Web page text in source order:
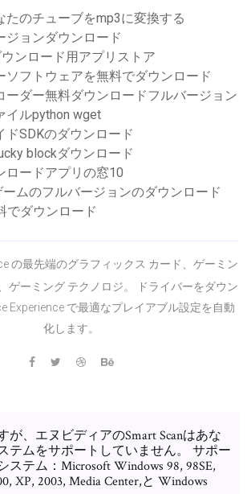
たのチューブをmp3に変換する
ジョンダウンロード
ンロード用アプリストア
ソフトウェアを無料でダウンロード
ーダー無料ダウンロードフルバージョン
イルpython wget
ドSDKのダウンロード
blockダウンロード
ロードアプリの窓10
ムのフルバージョンのダウンロード
でダウンロード
の最先端のグラフィックス カード、ゲーミン
ゲーミング テクノロジ。 ドライバーをダウン
Experience で最適なプレイアブル設定を自動
化します。
が、エヌビディアのSmart Scanはあな
テムをサポートしていません。 サポー
ステム：Microsoft Windows 98, 98SE,
XP, 2003, Media Center,と Windows